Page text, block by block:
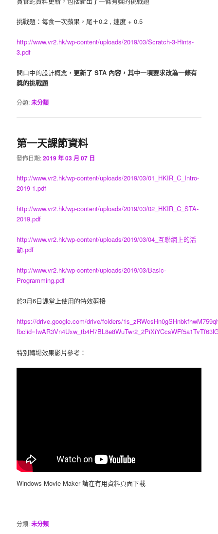
挑戰題：每食一次蘋果，尾＋0.2 , 速度 + 0.5
http://www.vr2.hk/wp-content/uploads/2019/03/Scratch-3-Hints-
3.pdf
問口中的設計概念，更新了 STA 內容，其中一項要求改為一條有
獎的挑戰題
分類:未分類
第一天課節資料
發佈日期:2019 年 03 月 07 日
http://www.vr2.hk/wp-content/uploads/2019/03/01_HKIR_C_Intro-
2019-1.pdf
http://www.vr2.hk/wp-content/uploads/2019/03/02_HKIR_C_STA-
2019.pdf
http://www.vr2.hk/wp-content/uploads/2019/03/04_互聯網上的活
動.pdf
http://www.vr2.hk/wp-content/uploads/2019/03/Basic-
Programming.pdf
於3月6日課堂上使用的特效剪接
https://drive.google.com/drive/folders/
特別轉場效果影片參考：
Windows Movie Maker 請在有用資料頁面下載
分類:未分類